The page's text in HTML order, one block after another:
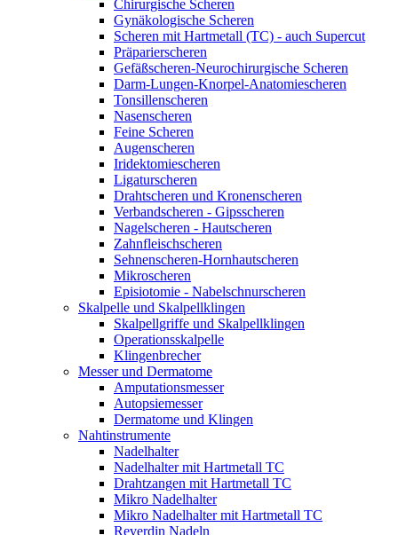
Chirurgische Scheren
Gynäkologische Scheren
Scheren mit Hartmetall (TC) - auch Supercut
Präparierscheren
Gefäßscheren-Neurochirurgische Scheren
Darm-Lungen-Knorpel-Anatomiescheren
Tonsillenscheren
Nasenscheren
Feine Scheren
Augenscheren
Iridektomiescheren
Ligaturscheren
Drahtscheren und Kronenscheren
Verbandscheren - Gipsscheren
Nagelscheren - Hautscheren
Zahnfleischscheren
Sehnenscheren-Hornhautscheren
Mikroscheren
Episiotomie - Nabelschnurscheren
Skalpelle und Skalpellklingen
Skalpellgriffe und Skalpellklingen
Operationsskalpelle
Klingenbrecher
Messer und Dermatome
Amputationsmesser
Autopsiemesser
Dermatome und Klingen
Nahtinstrumente
Nadelhalter
Nadelhalter mit Hartmetall TC
Drahtzangen mit Hartmetall TC
Mikro Nadelhalter
Mikro Nadelhalter mit Hartmetall TC
Reverdin Nadeln